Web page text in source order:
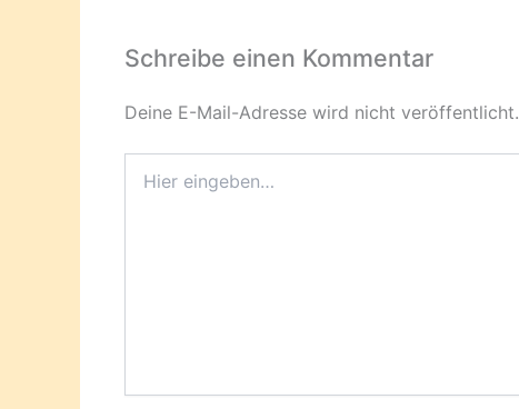
Schreibe einen Kommentar
Deine E-Mail-Adresse wird nicht veröffentlicht.
eingeben…